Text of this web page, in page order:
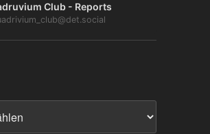
Club - Reports